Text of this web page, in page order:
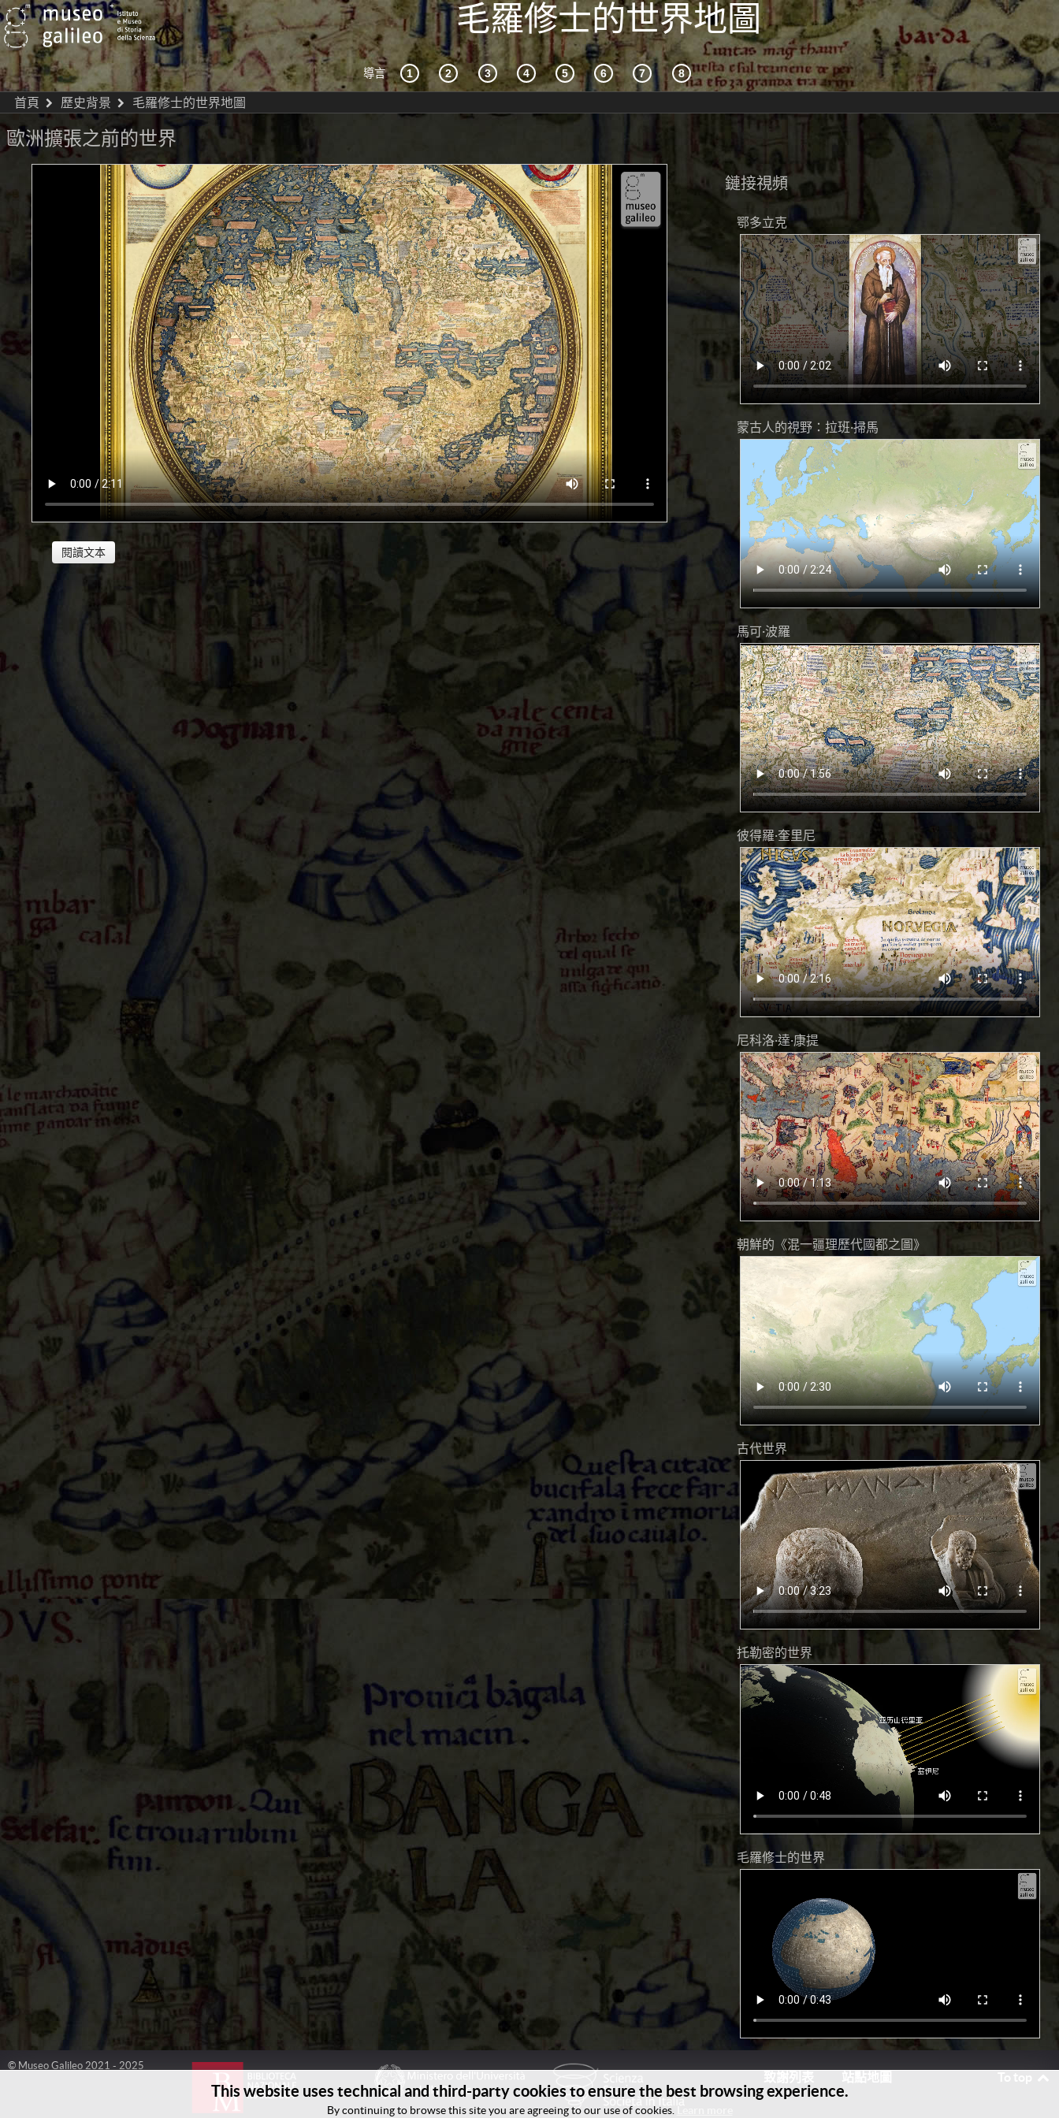
毛羅修士的世界地圖
導言
首頁 歷史背景 毛羅修士的世界地圖
歐洲擴張之前的世界
閱讀文本
毛羅修士（Fra Mauro, 活躍於約1430-約1459/1464之間）的這幅世界地圖被認為是“地緣政治”一詞被創造出來
之前的一幅地緣政治地圖。通過對書信資料和途經威尼斯的旅行者的報告的挖掘，毛羅修士記錄了已知世界的主
要王國的地理分佈。康斯坦丁諾波利仍舊被認為是拜占庭帝國的首都，這一標誌也推斷出這幅世界地圖的日期是
在1453年之前。在1453年，土耳其人佔領了這座城市，並對地中海的商業交通設置了障礙。在毛羅修士看來，
中亞仍然受到帖木兒（Tīmūr, 1336-1405）的武力征伐的震動。他是土耳其-蒙古血統的領導者，在1370年和
1405年之間建立了帖木兒帝國，阻斷了前往東方的沙漠商隊的路線。在毛羅修士看來，衣索比亞的名字屬於中
部和南部的非洲，被分成了多個王國，包括穆斯林和基督教的王國。在它們當中，神秘的“約翰長老的王國”尤為
突出。儘管它是一個傳說中的王國，由於從途經威尼斯的衣索比亞的僧侶那裡所獲的的珍貴資訊，它得到詳細的
在亞洲大陸，契丹和蠻子（Mangi）仍舊被標明是大汗的統治之地，它意味著毛羅修士關於這些遙遠地區的資料
並未得到更新。事實上，他的資訊來自於十四世紀的馬可·波羅（Marco Polo, 1254-約1324）和鄂多立克
（Odorico da Pordenone, 約1280-1331）的遊記，但忽必烈（Kublai Khān, 1215-1294）的蒙元帝國在同時時期
已經被明朝所滅。事實上，印度和東南亞儘管仍然是通過托勒密的地理資訊而得到描繪，但它們是以尼科洛·達·
康提（Niccolò de’ Conti, 約1395-1469）的最新證據為基礎而得以繪製，後者在1416年和1440年期間經過這些國
鏈接視頻
鄂多立克
蒙古人的視野：拉班·掃馬
馬可·波羅
彼得羅·奎里尼
尼科洛·達·康提
朝鮮的《混一疆理歷代國都之圖》
古代世界
托勒密的世界
毛羅修士的世界
© Museo Galileo 2021 - 2025
This website uses technical and third-party cookies to ensure the best browsing experience.
By continuing to browse this site you are agreeing to our use of cookies.